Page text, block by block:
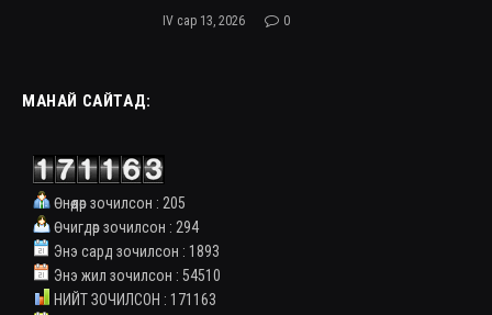
IV сар 13, 2026 0
МАНАЙ САЙТАД:
Өнөөдөр зочилсон : 205
Өчигдөр зочилсон : 294
Энэ сард зочилсон : 1893
Энэ жил зочилсон : 54510
НИЙТ ЗОЧИЛСОН : 171163